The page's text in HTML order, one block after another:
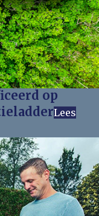
op
Lees